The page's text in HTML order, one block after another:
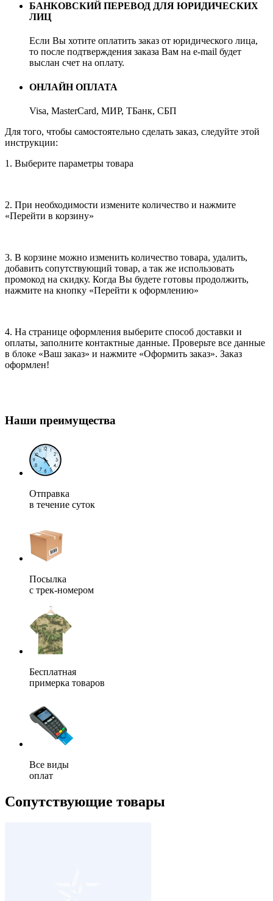
БАНКОВСКИЙ ПЕРЕВОД ДЛЯ ЮРИДИЧЕСКИХ
ЛИЦ
Если Вы хотите оплатить заказ от юридического лица,
то после подтверждения заказа Вам на e-mail будет
выслан счет на оплату.
ОНЛАЙН ОПЛАТА
Visa, MasterCard, МИР, ТБанк, СБП
Для того, чтобы самостоятельно сделать заказ, следуйте этой
инструкции:
1. Выберите параметры товара
2. При необходимости измените количество и нажмите
«Перейти в корзину»
3. В корзине можно изменить количество товара, удалить,
добавить сопутствующий товар, а так же использовать
промокод на скидку. Когда Вы будете готовы продолжить,
нажмите на кнопку «Перейти к оформлению»
4. На странице оформления выберите способ доставки и
оплаты, заполните контактные данные. Проверьте все данные
в блоке «Ваш заказ» и нажмите «Оформить заказ». Заказ
оформлен!
Наши преимущества
Отправка
в течение суток
Посылка
с трек-номером
Бесплатная
примерка товаров
Все виды
оплат
Сопутствующие товары